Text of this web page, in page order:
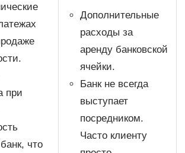
при
что
Дополнительные
расходы за
аренду банковской
ячейки.
Банк не всегда
выступает
посредником.
Часто клиенту